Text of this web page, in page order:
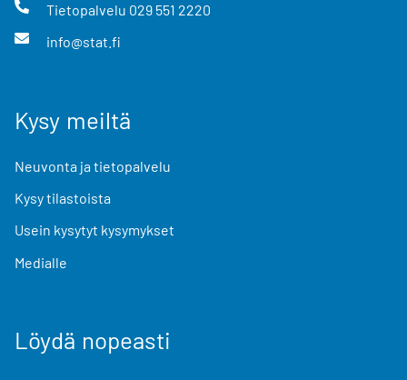
Tietopalvelu 029 551 2220
info@stat.fi
Kysy meiltä
Neuvonta ja tietopalvelu
Kysy tilastoista
Usein kysytyt kysymykset
Medialle
Löydä nopeasti